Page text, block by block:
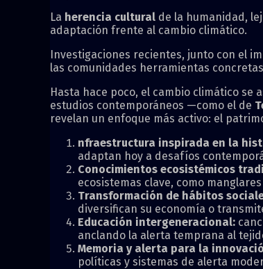
La herencia cultural de la humanidad,
adaptación frente al cambio climático.
Investigaciones recientes, junto con el
las comunidades herramientas
Hasta hace poco, el cambio climático se
estudios contemporáneos —como el de
revelan un enfoque más activo: el
nfraestructura inspirada en la
adaptan hoy a desafíos
Conocimientos ecosistémicos
ecosistemas clave, como
Transformación de hábitos
diversifican su economía o
Educación intergeneracional:
anclando la alerta temprana al
Memoria y alerta para la
políticas y sistemas de alerta